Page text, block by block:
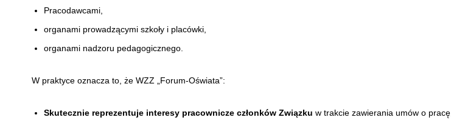
Pracodawcami,
organami prowadzącymi szkoły i placówki,
organami nadzoru pedagogicznego.
W praktyce oznacza to, że WZZ „Forum-Oświata”:
Skutecznie reprezentuje interesy pracownicze członków Związku w trakcie zawierania umów o